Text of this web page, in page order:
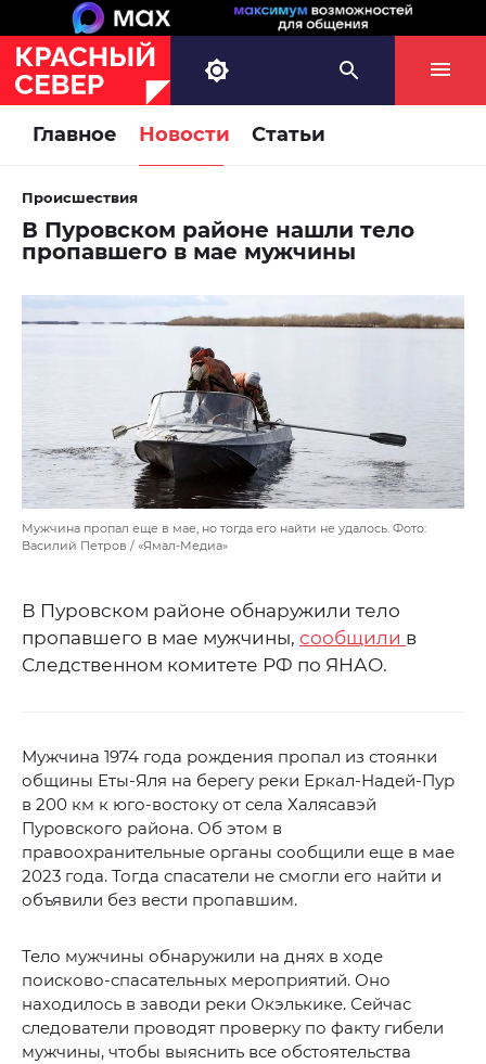
Главное Новости Статьи
Происшествия
В Пуровском районе нашли тело
пропавшего в мае мужчины
Мужчина пропал еще в мае, но тогда его найти не удалось. Фото:
Василий Петров / «Ямал-Медиа»
В Пуровском районе обнаружили тело
пропавшего в мае мужчины, сообщили в
Следственном комитете РФ по ЯНАО.
Мужчина 1974 года рождения пропал из стоянки
общины Еты-Яля на берегу реки Еркал-Надей-Пур
в 200 км к юго-востоку от села Халясавэй
Пуровского района. Об этом в
правоохранительные органы сообщили еще в мае
2023 года. Тогда спасатели не смогли его найти и
объявили без вести пропавшим.
Тело мужчины обнаружили на днях в ходе
поисково-спасательных мероприятий. Оно
находилось в заводи реки Окэлькике. Сейчас
следователи проводят проверку по факту гибели
мужчины, чтобы выяснить все обстоятельства